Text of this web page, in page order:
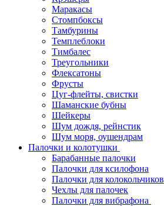
Маракасы
Стомпбоксы
Тамбурины
Темплеблоки
Тимбалес
Треугольники
Флексатоны
Фрусты
Цуг-флейты, свистки
Шаманские бубны
Шейкеры
Шум дождя, рейнстик
Шум моря, оушендрам
Палочки и колотушки
Барабанные палочки
Палочки для ксилофона
Палочки для колокольчиков
Чехлы для палочек
Палочки для вибрафона